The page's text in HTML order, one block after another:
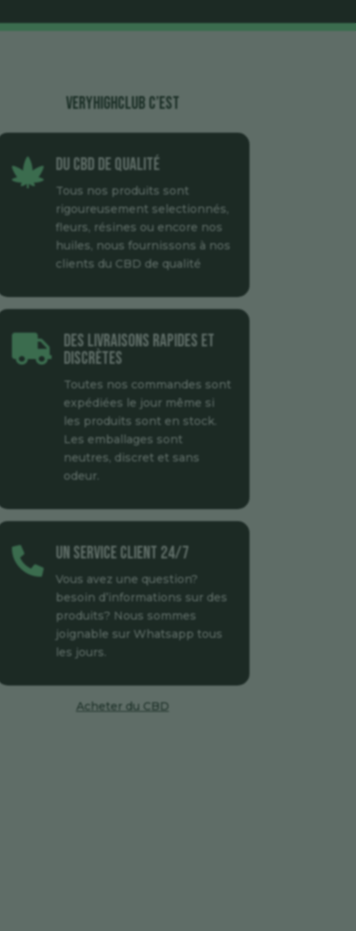
veryhighclub c’est
 Du CBD de qualité
Tous nos produits sont
rigoureusement selectionnés,
fleurs, résines ou encore nos
huiles, nous fournissons à nos
clients du CBD de qualité
 Des livraisons rapides et
discrètes
Toutes nos commandes sont
expédiées le jour même si
les produits sont en stock.
Les emballages sont
neutres, discret et sans
odeur.
 Un service client 24/7
Vous avez une question?
besoin d’informations sur des
produits? Nous sommes
joignable sur Whatsapp tous
les jours.
Acheter du CBD